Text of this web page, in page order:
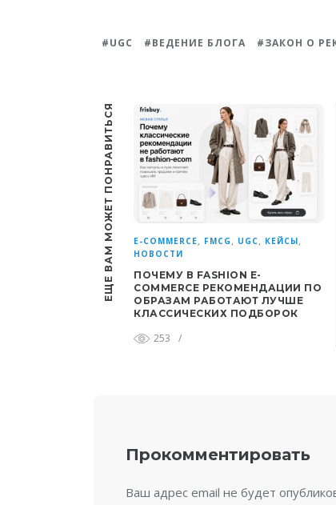
UGC ВЕДЕНИЕ БЛОГА ЗАКОН О
ЕЩЕ ВАМ МОЖЕТ ПОНРАВИТЬСЯ E-COMMERCE, FMCG , UGC , КЕЙСЫ,
НОВОСТИ
ПОЧЕМУ В FASHION E-
COMMERCE РЕКОМЕНДАЦИИ ПО
ОБРАЗАМ РАБОТАЮТ ЛУЧШЕ
КЛАССИЧЕСКИХ ПОДБОРОК
253 /
Прокомментировать
Ваш адрес email не будет